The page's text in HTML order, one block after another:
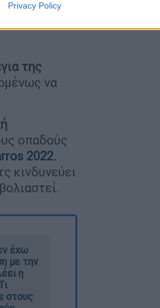
Privacy Policy
της
να
οπαδούς
2022.
κινδυνεύει
έχω
με την
η
στους